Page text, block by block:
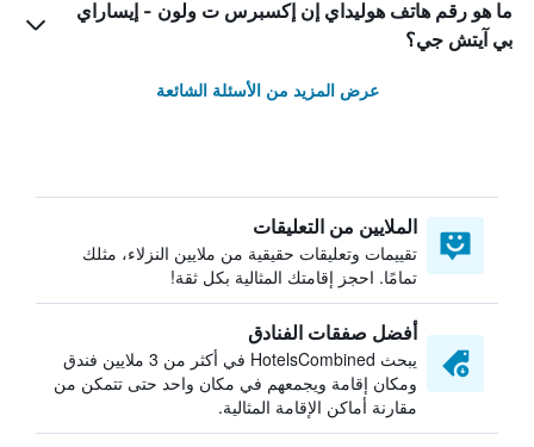
ما هو رقم هاتف هوليداي إن إكسبرس ت ولون - إيساراي
بي آيتش جي؟
عرض المزيد من الأسئلة الشائعة
الملايين من التعليقات
تقييمات وتعليقات حقيقية من ملايين النزلاء، مثلك
تمامًا. احجز إقامتك المثالية بكل ثقة!
أفضل صفقات الفنادق
يبحث HotelsCombined في أكثر من 3 ملايين فندق
ومكان إقامة ويجمعهم في مكان واحد حتى تتمكن من
مقارنة أماكن الإقامة المثالية.